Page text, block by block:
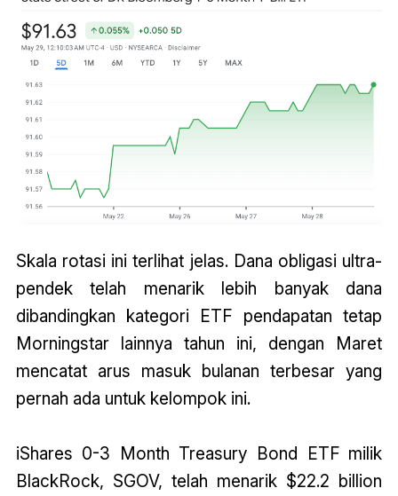
Skala rotasi ini terlihat jelas. Dana obligasi ultra-
pendek telah menarik lebih banyak dana
dibandingkan kategori ETF pendapatan tetap
Morningstar lainnya tahun ini, dengan Maret
mencatat arus masuk bulanan terbesar yang
pernah ada untuk kelompok ini.
iShares 0-3 Month Treasury Bond ETF milik
BlackRock, SGOV, telah menarik $22.2 billion